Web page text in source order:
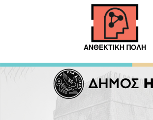
ΑΝΘΕΚΤΙΚΗ ΠΟΛΗ